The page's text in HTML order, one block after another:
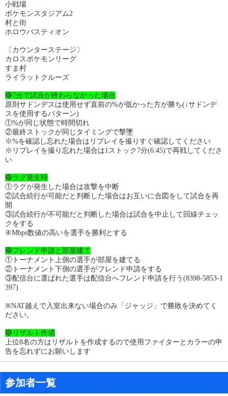
小戦場
ポケモンスタジアム2
村と街
ホロウバスティオン
〔カウンターステージ〕
カロスポケモンリーグ
すま村
ライラットクルーズ
🔵7分で試合が終わらなかった場合
原則サドンデスは使用せず直前の%が低かった方が勝ち(↓サドンデ
スを使用するパターン)
①%が同じ状態で時間切れ
②最終ストックが同じタイミングで撃墜
※%を確認し忘れた場合はリプレイを撮りすぐ確認してください
※リプレイを撮り忘れた場合は1ストック7分(6:45)で再戦してくださ
い
🔵ラグ発生時
①ラグが発生した場合は攻撃を中断
②試合続行が可能だと判断した場合はお互いに合図をして試合を再
開
③試合続行が不可能だと判断した場合は試合を中止して回線チェッ
クをする
④Mbps数値の高いを選手を勝利とする
🔵フレンド申請と部屋建て
①トーナメント上側の選手が部屋を建てる
②トーナメント下側の選手がフレンド申請をする
③配信台に選ばれた選手は配信台へフレンド申請を行う(8398-5853-1
397)
※NAT越えで入室出来ない場合のみ「ジャッジ」で勝敗を決めてく
ださい。
🔵リザルト作成
上位8名の方はリザルトを作成するので使用ファイターとカラーの申
告を忘れずにお願いします
参加者一覧